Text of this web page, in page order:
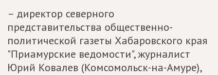
– директор северного
представительства общественно-
политической газеты Хабаровского края
"Приамурские ведомости", журналист
Юрий Ковалев (Комсомольск-на-Амуре),